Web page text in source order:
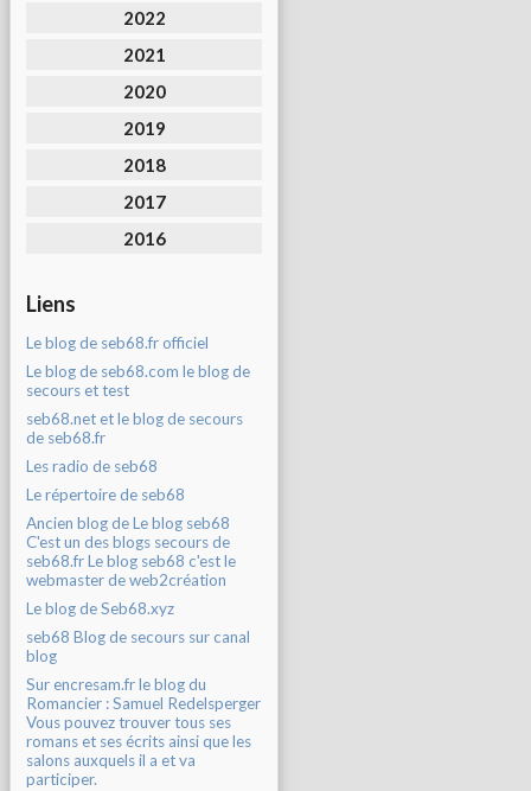
2022
2021
2020
2019
2018
2017
2016
Liens
Le blog de seb68.fr officiel
Le blog de seb68.com le blog de
secours et test
seb68.net et le blog de secours
de seb68.fr
Les radio de seb68
Le répertoire de seb68
Ancien blog de Le blog seb68
C'est un des blogs secours de
seb68.fr Le blog seb68 c'est le
webmaster de web2création
Le blog de Seb68.xyz
seb68 Blog de secours sur canal
blog
Sur encresam.fr le blog du
Romancier : Samuel Redelsperger
Vous pouvez trouver tous ses
romans et ses écrits ainsi que les
salons auxquels il a et va
participer.